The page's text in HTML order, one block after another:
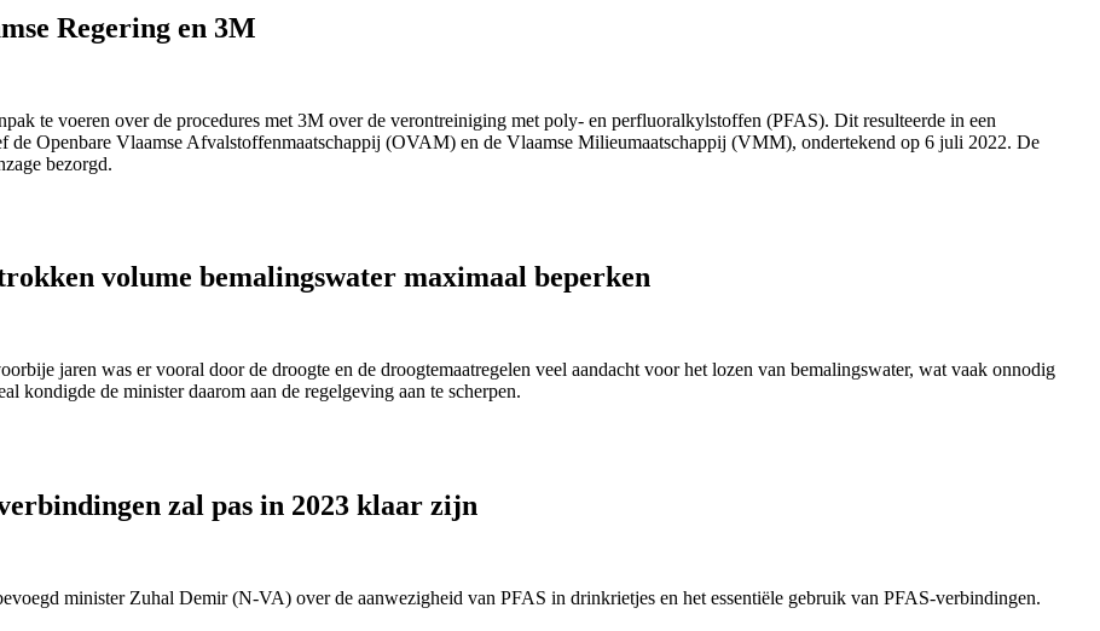
Regering en 3M
te voeren over de procedures met 3M over de verontreiniging met poly- en perfluoralkylstoffen (PFAS). Dit resulteerde in een
de Openbare Vlaamse Afvalstoffenmaatschappij (OVAM) en de Vlaamse Milieumaatschappij (VMM), ondertekend op 6 juli 2022. De
bezorgd.
volume bemalingswater maximaal beperken
jaren was er vooral door de droogte en de droogtemaatregelen veel aandacht voor het lozen van bemalingswater, wat vaak onnodig
kondigde de minister daarom aan de regelgeving aan te scherpen.
zal pas in 2023 klaar zijn
minister Zuhal Demir (N-VA) over de aanwezigheid van PFAS in drinkrietjes en het essentiële gebruik van PFAS-verbindingen.